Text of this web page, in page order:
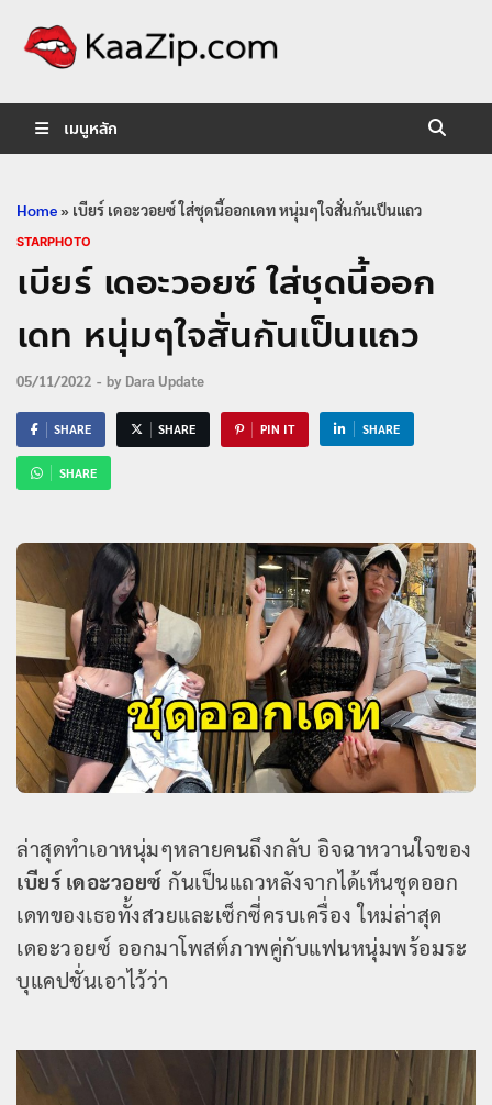
เมนูหลัก
Home» เบียร์ เดอะวอยซ์ ใส่ชุดนี้ออกเดท หนุ่มๆใจสั่นกันเป็นแถว
STARPHOTO
เบียร์ เดอะวอยซ์ ใส่ชุดนี้ออก
เดท หนุ่มๆใจสั่นกันเป็นแถว
05/11/2022 - by Dara Update
SHARE SHARE PIN IT SHARE
SHARE
ล่าสุดทำเอาหนุ่มๆหลายคนถึงกลับ อิจฉาหวานใจของ
เบียร์ เดอะวอยซ์ กันเป็นแถวหลังจากได้เห็นชุดออก
เดทของเธอทั้งสวยและเซ็กซี่ครบเครื่อง ใหม่ล่าสุด
เดอะวอยซ์ ออกมาโพสต์ภาพคู่กับแฟนหนุ่มพร้อมระ
บุแคปชั่นเอาไว้ว่า